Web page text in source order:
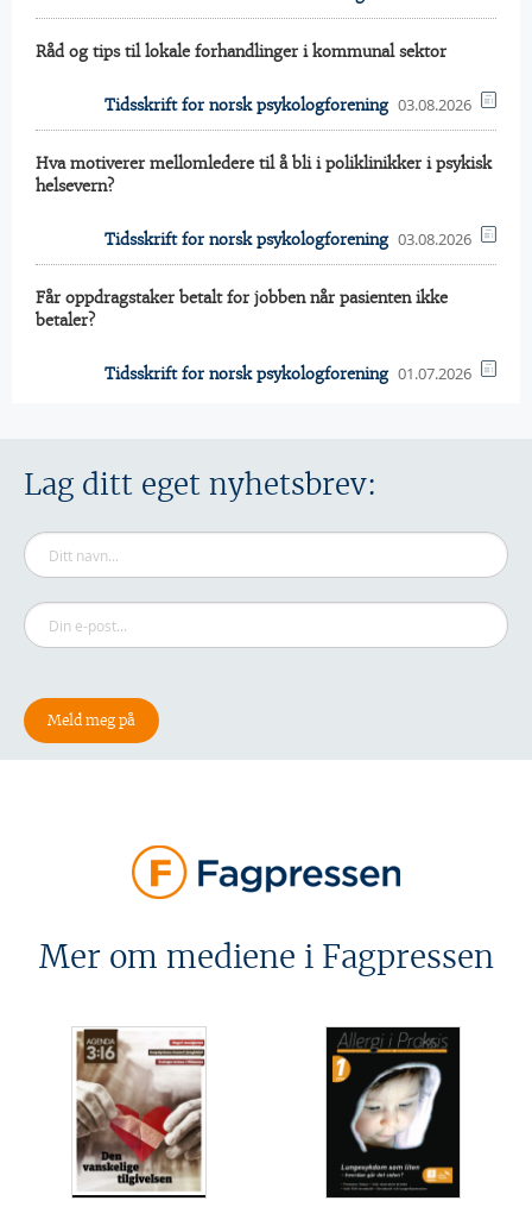
Råd og tips til lokale forhandlinger i kommunal sektor
Tidsskrift for norsk psykologforening 03.08.2026
Hva motiverer mellomledere til å bli i poliklinikker i psykisk
helsevern?
Tidsskrift for norsk psykologforening 03.08.2026
Får oppdragstaker betalt for jobben når pasienten ikke
betaler?
Tidsskrift for norsk psykologforening 01.07.2026
Lag ditt eget nyhetsbrev:
Mer om mediene i Fagpressen